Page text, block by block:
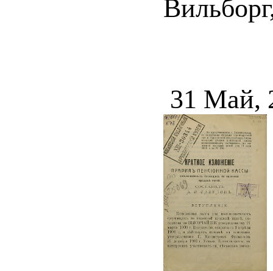
31 Май,